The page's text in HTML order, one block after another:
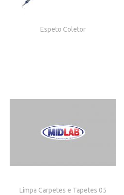
Espeto Coletor
Limpa Carpetes e Tapetes 05